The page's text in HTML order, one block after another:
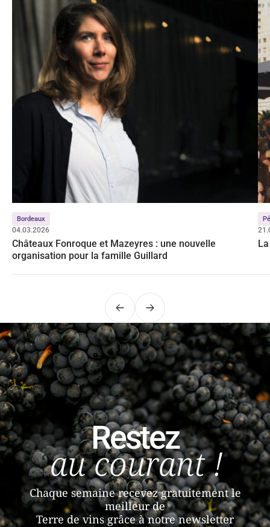
Bordeaux
04.03.2026
Châteaux Fonroque et Mazeyres : une nouvelle
organisation pour la famille Guillard
PrécédentSuivant
Restez
au courant !
Chaque semaine recevez gratuitement le
meilleur de
Terre de vins grâce à notre newsletter